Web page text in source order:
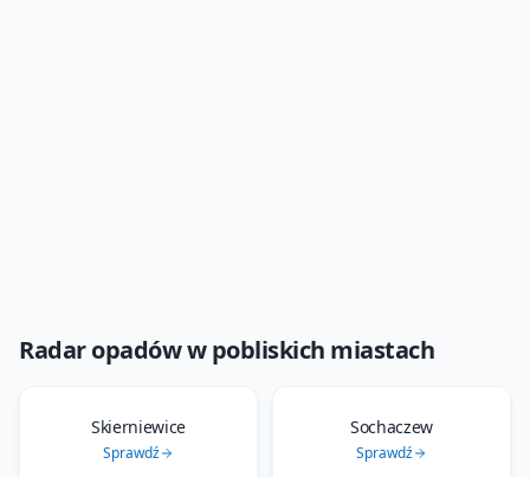
Radar opadóww pobliskich miastach
Skierniewice
Sprawdź
Sochaczew
Sprawdź